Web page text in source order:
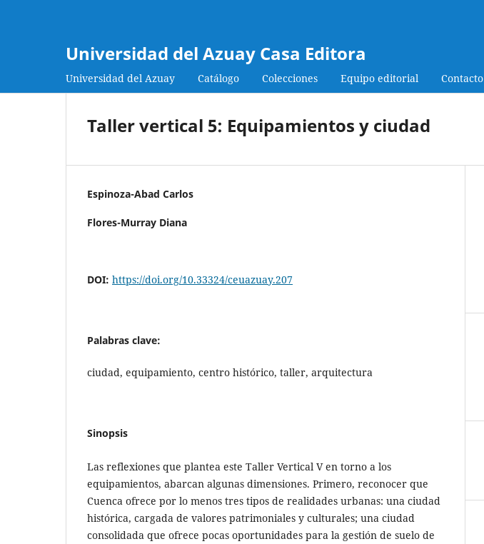
Universidad del Azuay Casa Editora
Universidad del Azuay Catálogo Colecciones Equipo editorial Contacto
Taller vertical 5: Equipamientos y ciudad
Espinoza-Abad Carlos
Flores-Murray Diana
DOI: https://doi.org/10.33324/ceuazuay.207
Palabras clave:
ciudad, equipamiento, centro histórico, taller, arquitectura
Sinopsis
Las reflexiones que plantea este Taller Vertical V en torno a los
equipamientos, abarcan algunas dimensiones. Primero, reconocer que
Cuenca ofrece por lo menos tres tipos de realidades urbanas: una ciudad
histórica, cargada de valores patrimoniales y culturales; una ciudad
consolidada que ofrece pocas oportunidades para la gestión de suelo de